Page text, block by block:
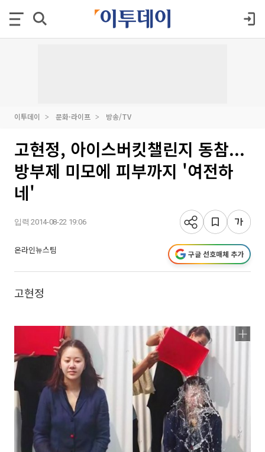
이투데이 문화·라이프 방송/TV
고현정, 아이스버킷챌린지 동참...
방부제 미모에 피부까지 '여전하
네'
입력 2014-08-22 19:06
온라인뉴스팀 구글 선호매체 추가
고현정